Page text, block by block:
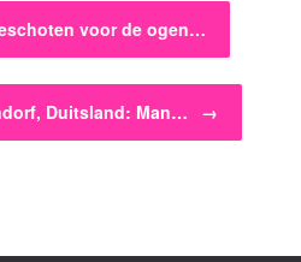
voor de ogen…
Duitsland: Man… →